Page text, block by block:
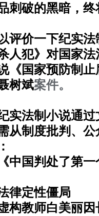
刺破的黑暗，
评价一下纪实
人犯》对国家
《国家预防制止
树斌案件。
实法制小说通
从制度批判、
中国判处了第
律定性僵局
构教师白美丽